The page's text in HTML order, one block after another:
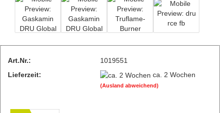
Art.Nr.:
1019551
Lieferzeit:
ca. 2 Wochen
(Ausland abweichend)